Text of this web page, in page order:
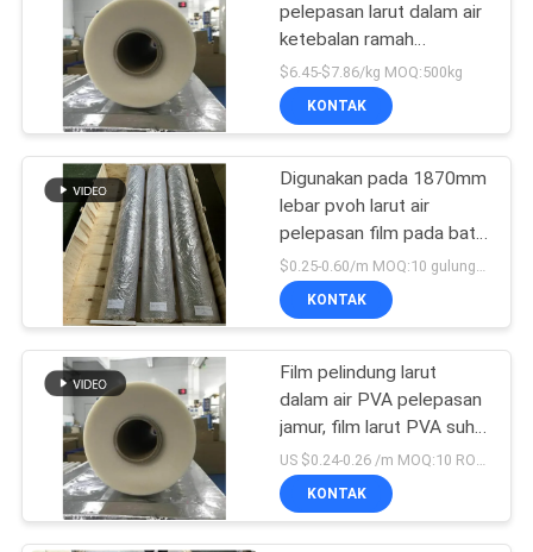
pelepasan larut dalam air
ketebalan ramah
lingkungan 30μm 40μm
ideal untuk kemasan dan
aplikasi industri
$6.45-$7.86/kg MOQ:500kg
KONTAK
Digunakan pada 1870mm
lebar pvoh larut air
pelepasan film pada batu
marmer buatan dan batu
kuarsa
KONTAK
Film pelindung larut
dalam air PVA pelepasan
jamur, film larut PVA suhu
tinggi
(1840mmx1000mx35um)
KONTAK